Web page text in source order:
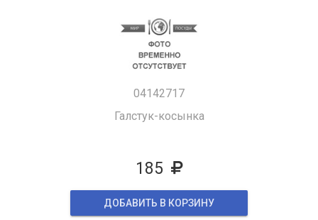
04142717
Галстук-косынка
185
ДОБАВИТЬ В КОРЗИНУ